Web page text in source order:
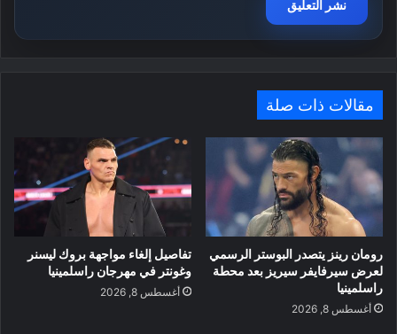
مقالات ذات صلة
رومان رينز يتصدر البوستر الرسمي
لعرض سيرفايفر سيريز بعد محطة
راسلمينيا
أغسطس 8, 2026
تفاصيل إلغاء مواجهة بروك ليسنر
وغونتر في مهرجان راسلمينيا
أغسطس 8, 2026